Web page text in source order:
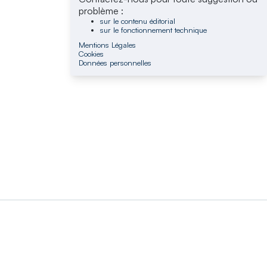
problème :
sur le contenu éditorial
sur le fonctionnement technique
Mentions Légales
Cookies
Données personnelles